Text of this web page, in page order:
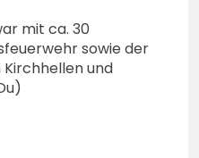
mit ca. 30
sowie der
und